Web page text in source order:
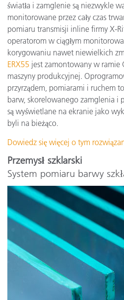
światła i zamglenie są niezwykle
monitorowane przez cały czas
pomiaru transmisji inline firmy X-
operatorom w ciągłym
korygowaniu nawet niewielkich
ERX55 jest zamontowany w ramie
maszyny produkcyjnej.
przyrządem, pomiarami i ruchem
barw, skorelowanego zamglenia i
są wyświetlane na ekranie jako
byli na bieżąco.
Dowiedz się więcej o tym
Przemysł szklarski
System pomiaru barwy